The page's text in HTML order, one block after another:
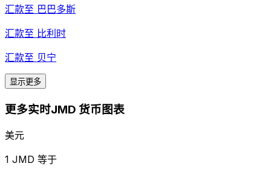
汇款至 巴巴多斯
汇款至 比利时
汇款至 贝宁
显示更多
更多实时JMD 货币图表
美元
1 JMD 等于